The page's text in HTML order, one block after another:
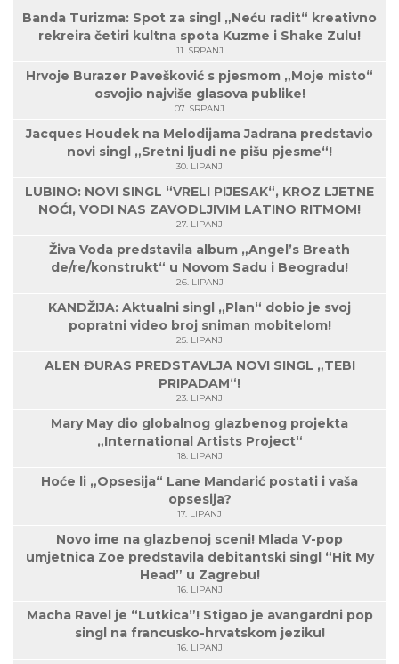
Banda Turizma: Spot za singl „Neću radit“ kreativno
rekreira četiri kultna spota Kuzme i Shake Zulu!
11. SRPANJ
Hrvoje Burazer Pavešković s pjesmom „Moje misto“
osvojio najviše glasova publike!
07. SRPANJ
Jacques Houdek na Melodijama Jadrana predstavio
novi singl „Sretni ljudi ne pišu pjesme“!
30. LIPANJ
LUBINO: NOVI SINGL “VRELI PIJESAK“, KROZ LJETNE
NOĆI, VODI NAS ZAVODLJIVIM LATINO RITMOM!
27. LIPANJ
Živa Voda predstavila album „Angel’s Breath
de/re/konstrukt“ u Novom Sadu i Beogradu!
26. LIPANJ
KANDŽIJA: Aktualni singl „Plan“ dobio je svoj
popratni video broj sniman mobitelom!
25. LIPANJ
ALEN ĐURAS PREDSTAVLJA NOVI SINGL „TEBI
PRIPADAM“!
23. LIPANJ
Mary May dio globalnog glazbenog projekta
„International Artists Project“
18. LIPANJ
Hoće li „Opsesija“ Lane Mandarić postati i vaša
opsesija?
17. LIPANJ
Novo ime na glazbenoj sceni! Mlada V-pop
umjetnica Zoe predstavila debitantski singl “Hit My
Head” u Zagrebu!
16. LIPANJ
Macha Ravel je “Lutkica”! Stigao je avangardni pop
singl na francusko-hrvatskom jeziku!
16. LIPANJ